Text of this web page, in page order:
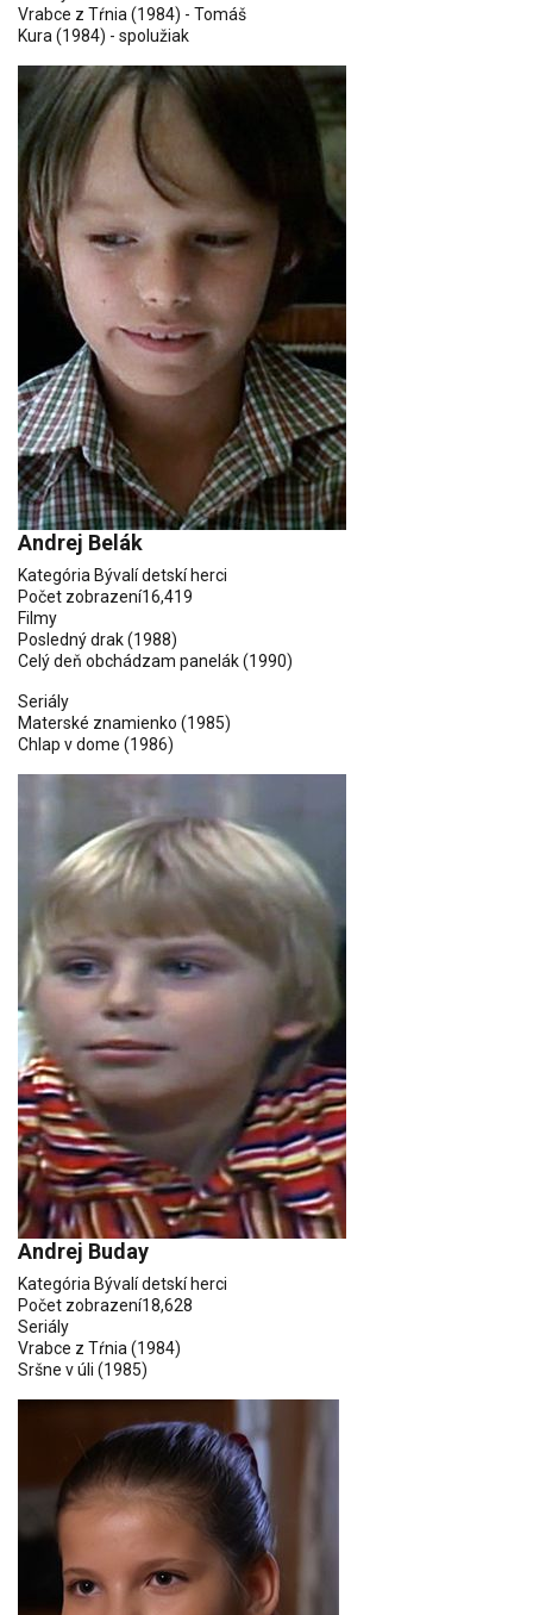
Vrabce z Tŕnia (1984) - Tomáš
Kura (1984) - spolužiak
Andrej Belák
Kategória Bývalí detskí herci
Počet zobrazení16,419
Filmy
Posledný drak(1988)
Celý deň obchádzam panelák(1990)
Seriály
Materské znamienko (1985)
Chlap v dome (1986)
Andrej Buday
Kategória Bývalí detskí herci
Počet zobrazení18,628
Seriály
Vrabce z Tŕnia (1984)
Sršne v úli (1985)